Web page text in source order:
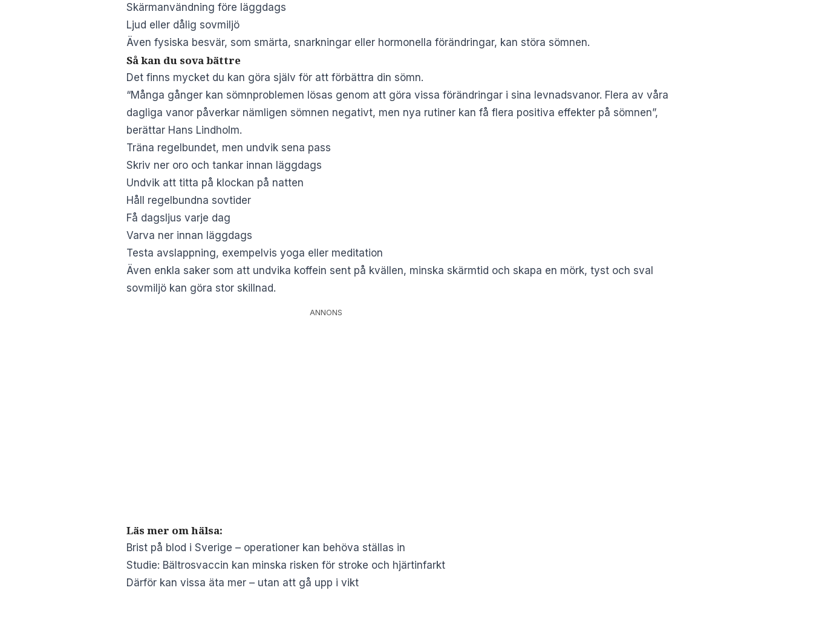
Skärmanvändning före läggdags
Ljud eller dålig sovmiljö
Även fysiska besvär, som smärta, snarkningar eller hormonella förändringar, kan störa sömnen.
Så kan du sova bättre
Det finns mycket du kan göra själv för att förbättra din sömn.
“Många gånger kan sömnproblemen lösas genom att göra vissa förändringar i sina levnadsvanor. Flera av våra
dagliga vanor påverkar nämligen sömnen negativt, men nya rutiner kan få flera positiva effekter på sömnen”,
berättar Hans Lindholm.
Träna regelbundet, men undvik sena pass
Skriv ner oro och tankar innan läggdags
Undvik att titta på klockan på natten
Håll regelbundna sovtider
Få dagsljus varje dag
Varva ner innan läggdags
Testa avslappning, exempelvis yoga eller meditation
Även enkla saker som att undvika koffein sent på kvällen, minska skärmtid och skapa en mörk, tyst och sval
sovmiljö kan göra stor skillnad.
ANNONS
Läs mer om hälsa:
Brist på blod i Sverige – operationer kan behöva ställas in
Studie: Bältrosvaccin kan minska risken för stroke och hjärtinfarkt
Därför kan vissa äta mer – utan att gå upp i vikt